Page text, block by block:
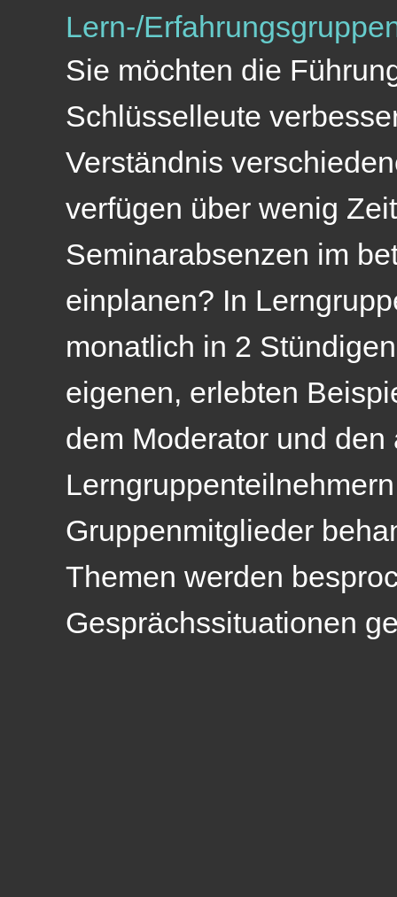
Lern-/
Sie möchten die
Schlüsselleute
Verständnis
verfügen über wenig
Seminarabsenzen im
einplanen? In
monatlich in 2
eigenen, erlebten
dem Moderator und den
Gruppenmitglieder
Themen werden
Gesprächssituationen